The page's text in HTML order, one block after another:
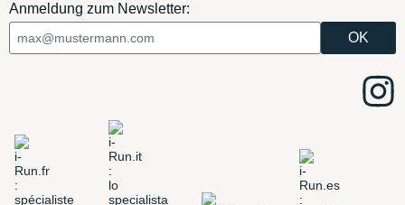
Anmeldung zum Newsletter: